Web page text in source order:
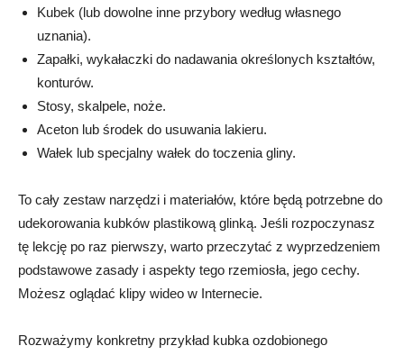
Kubek (lub dowolne inne przybory według własnego
uznania).
Zapałki, wykałaczki do nadawania określonych kształtów,
konturów.
Stosy, skalpele, noże.
Aceton lub środek do usuwania lakieru.
Wałek lub specjalny wałek do toczenia gliny.
To cały zestaw narzędzi i materiałów, które będą potrzebne do
udekorowania kubków plastikową glinką. Jeśli rozpoczynasz
tę lekcję po raz pierwszy, warto przeczytać z wyprzedzeniem
podstawowe zasady i aspekty tego rzemiosła, jego cechy.
Możesz oglądać klipy wideo w Internecie.
Rozważymy konkretny przykład kubka ozdobionego